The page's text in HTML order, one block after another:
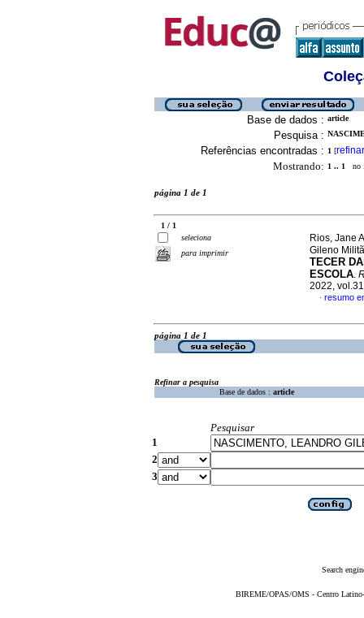
Base de dados : article
Pesquisa :
Referências encontradas : 1 [refinar
Mostrando: 1 .. 1 no
página 1 de 1
1 / 1
seleciona
para imprimir
Rios, Jane
Gileno
TECER
ESCOLA.
2022,
· resumo
página 1 de 1
Refinar a pesquisa
Base de dados : article
Pesquisar
1
2
3
Search
BIREME/OPAS/OMS - Centro Latino-